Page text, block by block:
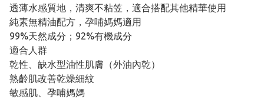
透薄水感質地，清爽不粘笠，適合搭配其他精華使用
純素無精油配方，孕哺媽媽適用
99%天然成分；92%有機成分
適合人群
乾性、缺水型油性肌膚（外油內乾）
熟齡肌改善乾燥細紋
敏感肌、孕哺媽媽